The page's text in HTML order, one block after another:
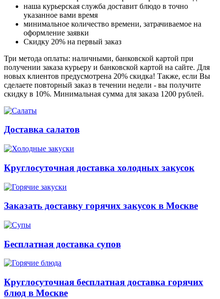
наша курьерская служба доставит блюдо в точно
указанное вами время
минимальное количество времени, затрачиваемое на
оформление заявки
Скидку 20% на первый заказ
Три метода оплаты: наличными, банковской картой при
получении заказа курьеру и банковской картой на сайте. Для
новых клиентов предусмотрена 20% скидка! Также, если Вы
сделаете повторный заказ в течении недели - вы получите
скидку в 10%. Минимальная сумма для заказа 1200 рублей.
Доставка салатов
Круглосуточная доставка холодных закусок
Заказать доставку горячих закусок в Москве
Бесплатная доставка супов
Круглосуточная бесплатная доставка горячих
блюд в Москве